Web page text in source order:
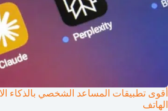
أقوى تطبيقات المساعد الشخصي بالذكاء
الهاتف